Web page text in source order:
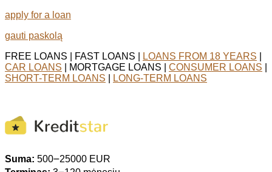
apply for a loan
gauti paskolą
FREE LOANS | FAST LOANS |
LOANS FROM 18 YEARS
CAR LOANS | MORTGAGE LOANS | CONSUMER LOANS
SHORT-TERM LOANS
LONG-TERM LOANS
Suma: 500౼25000 EUR